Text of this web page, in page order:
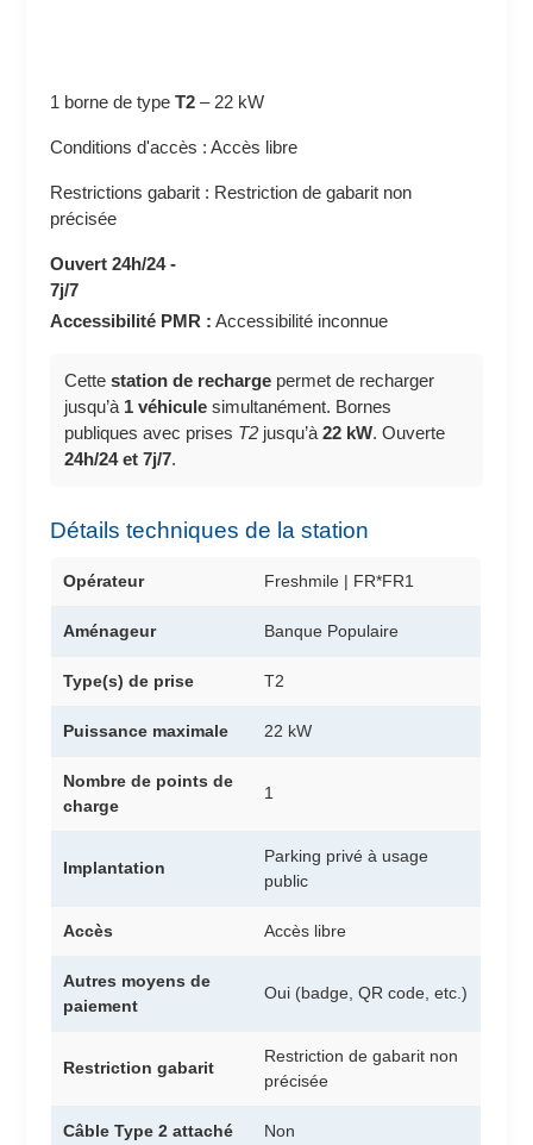
1 borne de typeT2 – 22 kW
Conditions d'accès : Accès libre
Restrictions gabarit : Restriction de gabarit non
précisée
Ouvert 24h/24 -
7j/7
Accessibilité PMR : Accessibilité inconnue
Cettestation de recharge permet de recharger
jusqu’à 1 véhicule simultanément. Bornes
publiques avec prises T2 jusqu’à22 kW. Ouverte
24h/24 et 7j/7.
Détails techniques de la station
Opérateur Freshmile | FR*FR1
Aménageur Banque Populaire
Type(s) de prise T2
Puissance maximale 22 kW
Nombre de points de
charge
1
Implantation
Parking privé à usage
public
Accès Accès libre
Autres moyens de
paiement
Oui (badge, QR code, etc.)
Restriction gabarit
Restriction de gabarit non
précisée
Câble Type 2 attaché Non